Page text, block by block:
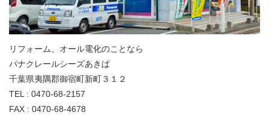
リフォーム、オール電化のことなら
パナクレールシーズあきば
千葉県夷隅郡御宿町新町３１２
TEL : 0470-68-2157
FAX : 0470-68-4678